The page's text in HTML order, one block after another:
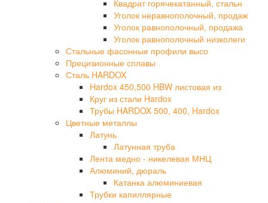
Квадрат горячекатанный, стальн
Уголок неравнополочный, продаж
Уголок равнополочный, продажа
Уголок равнополочный низколеги
Стальные фасонные профили высо
Прецизионные сплавы
Сталь HARDOX
Hardox 450,500 HBW листовая из
Круг из стали Hardox
Трубы HARDOX 500, 400, Hardox
Цветные металлы
Латунь
Латунная труба
Лента медно - никелевая МНЦ
Алюминий, дюраль
Катанка алюминиевая
Трубки капиллярные